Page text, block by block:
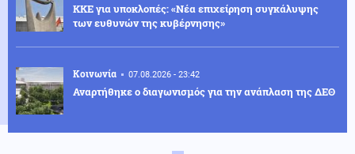
ΚΚΕ για υποκλοπές: «Νέα επιχείρηση συγκάλυψης
των ευθυνών της κυβέρνησης»
Κοινωνία 07.08.2026 - 23:42
Αναρτήθηκε ο διαγωνισμός για την ανάπλαση της ΔΕΘ